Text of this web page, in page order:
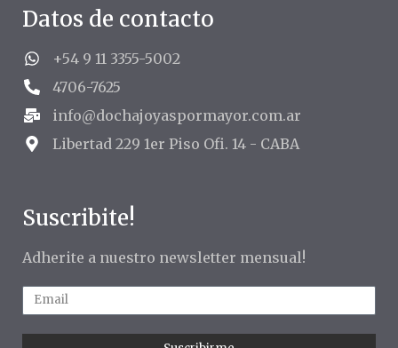
Datos de contacto
+54 9 11 3355-5002
4706-7625
info@dochajoyaspormayor.com.ar
Libertad 229 1er Piso Ofi. 14 - CABA
Suscribite!
Adherite a nuestro newsletter mensual!